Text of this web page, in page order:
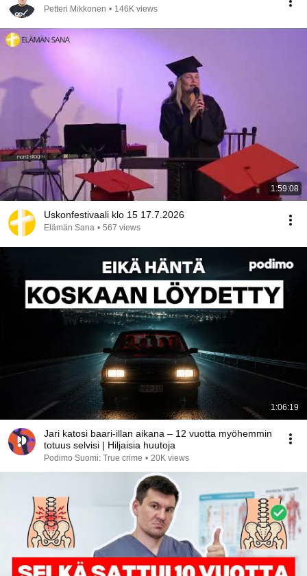
Petteri Mikkonen • 146K views
1:59:08
Uskonfestivaali klo 15 17.7.2026
Elämän Sana • 567 views
1:06:19
Jari katosi baari-illan aikana – 12 vuotta myöhemmin
totuus selvisi | Hiljaisia huutoja
Podimo Suomi: True crime • 20K views